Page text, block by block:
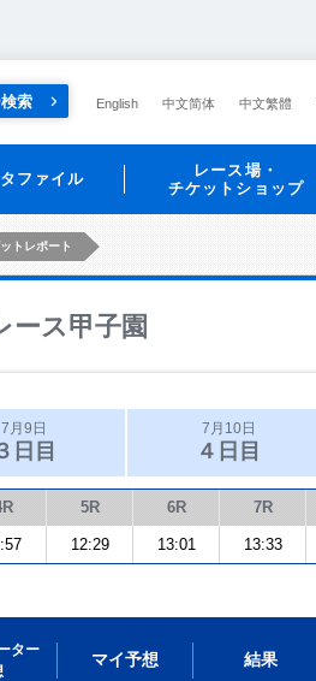
索 English 中文简体 中文繁體
ファイル
レース場・
チケットショップ
トレポート
ース甲子園
7月9日
日目
7月10日
４日目
5R 6R 7R
12:29 13:01 13:33
ター
マイ予想 結果